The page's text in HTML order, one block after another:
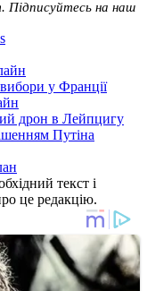
Підписуйтесь на наш
у Франції
дрон в Лейпцигу
Путіна
текст і
це редакцію.